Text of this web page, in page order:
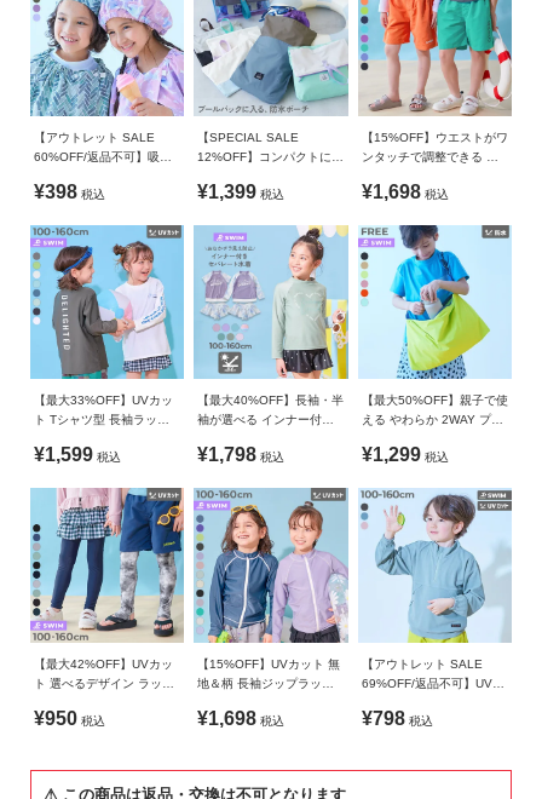
に
い
て
お
買
物
ガ
イ
ド
よ
あ
る
ご
問
FOLLOW
■素材
柔らかな肌ざわりをしたポリエステルストレッチ素材
さらっと柔らかな肌ざわりが特徴。
程よいストレッチなので、体にフィットし着脱しやすい素材で
す。
ポリエステル85% ポリウレタン15%
生産国
CHINA
備考
洗濯方法
手洗い可 / 漂白剤使用不可 / 乾燥機使用不可 / 日陰つり干し/
洗濯ネット使用
ご注意事項
・摩擦や水、汗などで色が移ることがあります。ご注意くだ
さい。
・平置きにて採寸しているため、サイズや形に多少の誤差が
生じる場合があります。あらかじめご了承ください。
・伸縮性のある素材は、砂が生地の隙間に入りシミ状に見え
た後、生地を伸ばして叩くと落ちやすくなります。
・過度な摩擦を加えると白っぽく変色する可能性がございま
す。
・高温下や濡れた状態で袋や鞄にいれて長時間放置と、色移
りやプリント剥がれの原因となるためご注意ください。
・生産時期により、多少色味が異なる場合がございますが、
素材・サイズ等の品質に違いはございません。
・ご使用のパソコンやブラウザの環境により、実際の色とは
多少異なる場合がございます。
【アウトレット SALE
60%OFF/返品不可】吸水
ャップ
¥398 税込
【SPECIAL SALE
12%OFF】コンパクトにな
¥1,399 税込
【15%OFF】ウエストがワ
ンタッチで調整できる ネ
フパンツ水着
¥1,698 税込
【最大33%OFF】UVカッ
ト Tシャツ型 長袖ラッシ
¥1,599 税込
【最大40%OFF】長袖・半
袖が選べる インナー付き
トアップ水着
¥1,798 税込
【最大50%OFF】親子で使
える やわらか 2WAY プー
¥1,299 税込
【最大42%OFF】UVカッ
ト 選べるデザイン ラッシ
¥950 税込
【15%OFF】UVカット 無
地＆柄 長袖ジップラッシ
¥1,698 税込
【アウトレット SALE
69%OFF/返品不可】UVカ
プ 長袖ラッシュガード
¥798 税込
⚠ この商品は返品・交換は不可となります